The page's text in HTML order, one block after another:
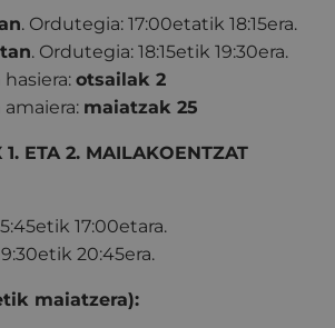
. Ordutegia: 17:00etatik 18:15era.
. Ordutegia: 18:15etik 19:30era.
otsailak 2
maiatzak 25
1. ETA 2. MAILAKOENTZAT
17:00etara.
20:45era.
maiatzera):